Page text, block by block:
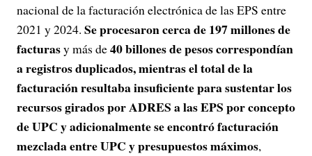
nacional de la facturación electrónica de las EPS entre
2021 y 2024. Se procesaron cerca de 197 millones de
facturasy más de40 billones de pesos correspondían
a registros duplicados, mientras el total de la
facturación resultaba insuficiente para sustentar los
recursos girados por ADRES a las EPS por concepto
de UPC y adicionalmente se encontró facturación
mezclada entre UPC y presupuestos máximos,